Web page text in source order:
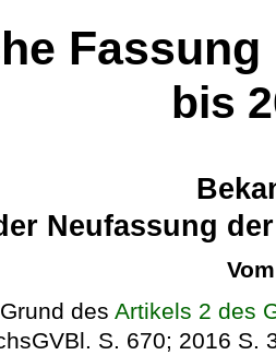
Fassung
bis
Neufassung
desArtikels 2 des
S. 670; 2016 S.